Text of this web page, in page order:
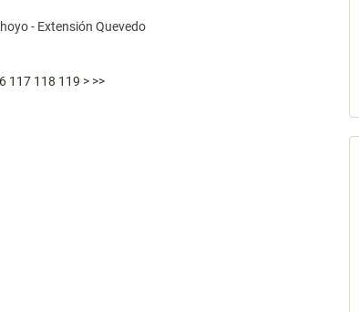
- Extensión Quevedo
117 118 119 > >>